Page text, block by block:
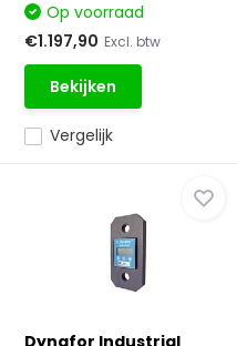
Vergelijk
Op voorraad
€1.197,90 Excl. btw
Bekijken
Dynafor Industrial